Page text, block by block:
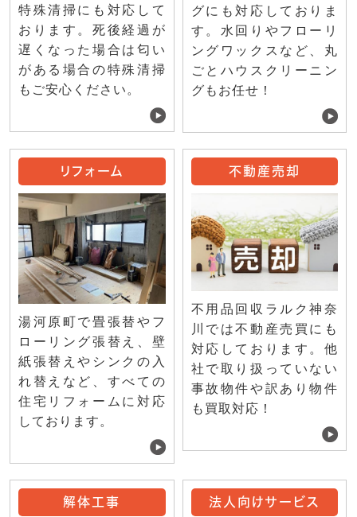
特殊清掃にも対応して
おります。死後経過が
遅くなった場合は匂い
がある場合の特殊清掃
もご安心ください。
グにも対応しておりま
す。水回りやフローリ
ングワックスなど、丸
ごとハウスクリーニン
グもお任せ！
リフォーム
湯河原町で畳張替やフ
ローリング張替え、壁
紙張替えやシンクの入
れ替えなど、すべての
住宅リフォームに対応
しております。
不動産売却
不用品回収ラルク神奈
川では不動産売買にも
対応しております。他
社で取り扱っていない
事故物件や訳あり物件
も買取対応！
解体工事 法人向けサービス